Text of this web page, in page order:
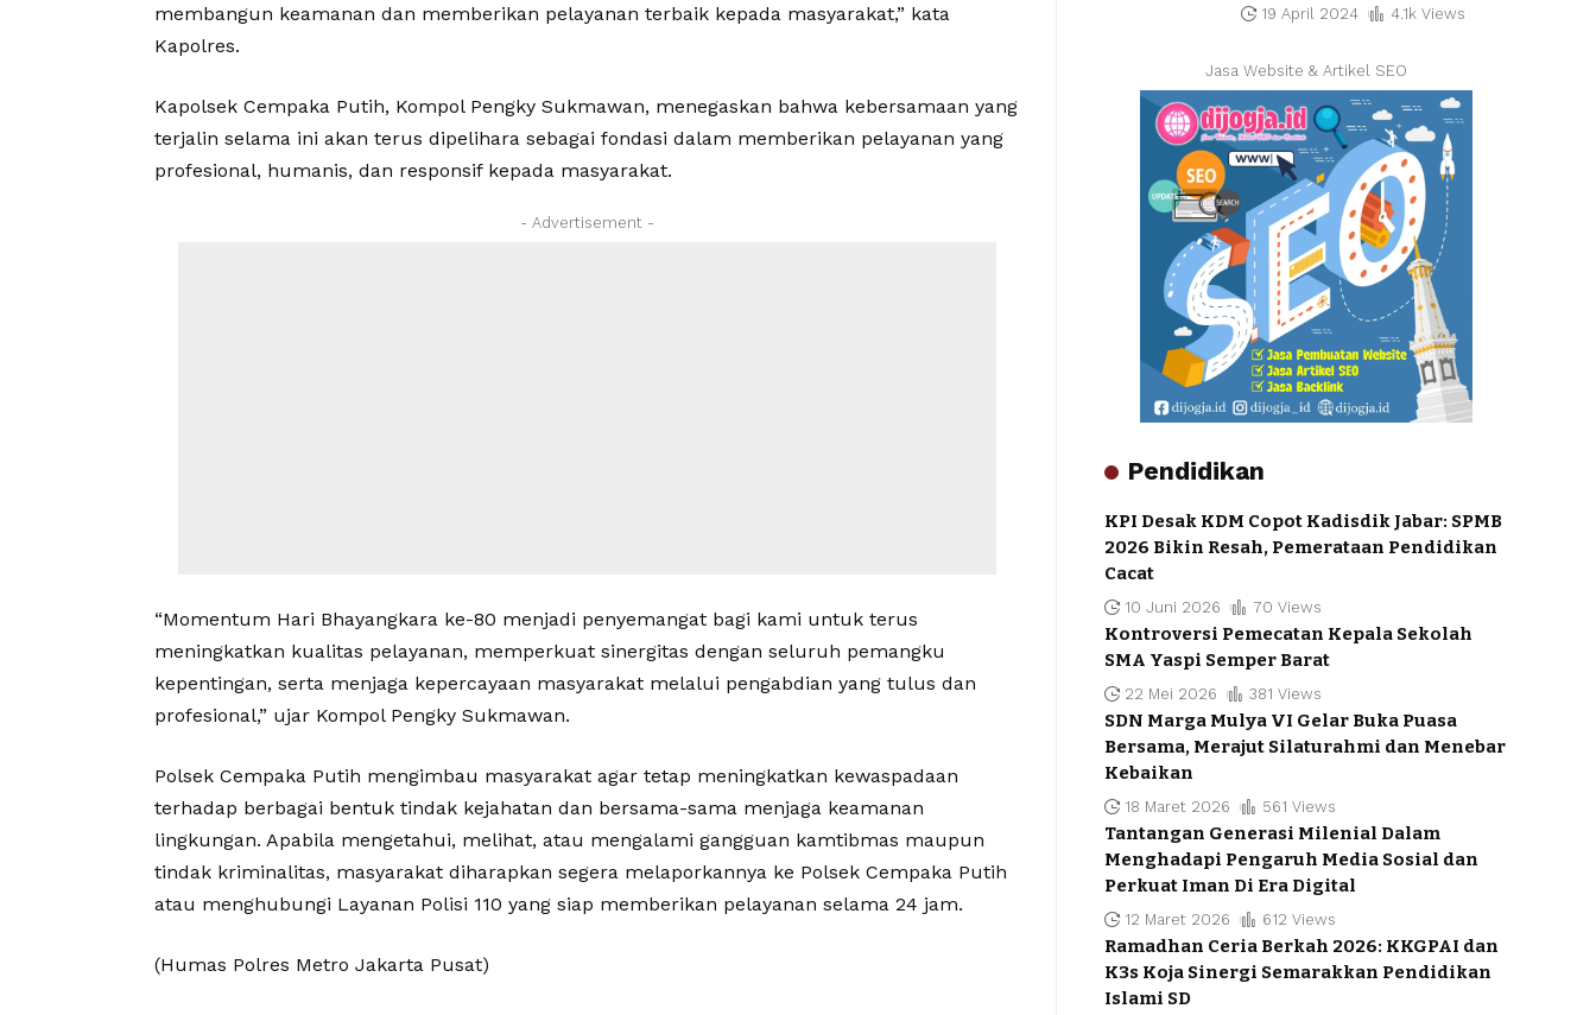
membangun keamanan dan memberikan pelayanan terbaik kepada masyarakat,” kata
Kapolres.
Kapolsek Cempaka Putih, Kompol Pengky Sukmawan, menegaskan bahwa kebersamaan yang
terjalin selama ini akan terus dipelihara sebagai fondasi dalam memberikan pelayanan yang
profesional, humanis, dan responsif kepada masyarakat.
- Advertisement -
“Momentum Hari Bhayangkara ke-80 menjadi penyemangat bagi kami untuk terus
meningkatkan kualitas pelayanan, memperkuat sinergitas dengan seluruh pemangku
kepentingan, serta menjaga kepercayaan masyarakat melalui pengabdian yang tulus dan
profesional,” ujar Kompol Pengky Sukmawan.
Polsek Cempaka Putih mengimbau masyarakat agar tetap meningkatkan kewaspadaan
terhadap berbagai bentuk tindak kejahatan dan bersama-sama menjaga keamanan
lingkungan. Apabila mengetahui, melihat, atau mengalami gangguan kamtibmas maupun
tindak kriminalitas, masyarakat diharapkan segera melaporkannya ke Polsek Cempaka Putih
atau menghubungi Layanan Polisi 110 yang siap memberikan pelayanan selama 24 jam.
(Humas Polres Metro Jakarta Pusat)
19 April 2024 4.1k Views
Jasa Website & Artikel SEO
Pendidikan
KPI Desak KDM Copot Kadisdik Jabar: SPMB
2026 Bikin Resah, Pemerataan Pendidikan
Cacat
10 Juni 2026 70 Views
Kontroversi Pemecatan Kepala Sekolah
SMA Yaspi Semper Barat
22 Mei 2026 381 Views
SDN Marga Mulya VI Gelar Buka Puasa
Bersama, Merajut Silaturahmi dan Menebar
Kebaikan
18 Maret 2026 561 Views
Tantangan Generasi Milenial Dalam
Menghadapi Pengaruh Media Sosial dan
Perkuat Iman Di Era Digital
12 Maret 2026 612 Views
Ramadhan Ceria Berkah 2026: KKGPAI dan
K3s Koja Sinergi Semarakkan Pendidikan
Islami SD